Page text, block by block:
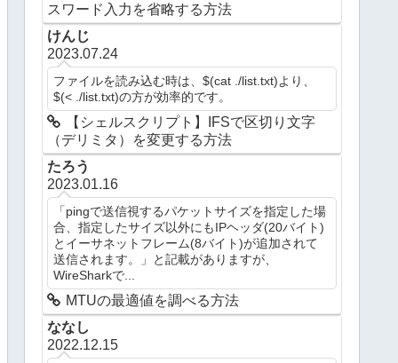
スワード入力を省略する方法
けんじ
2023.07.24
ファイルを読み込む時は、$(cat ./list.txt)より、
$(< ./list.txt)の方が効率的です。
【シェルスクリプト】IFSで区切り文字
（デリミタ）を変更する方法
たろう
2023.01.16
「pingで送信視するパケットサイズを指定した場
合、指定したサイズ以外にもIPヘッダ(20バイト)
とイーサネットフレーム(8バイト)が追加されて
送信されます。」と記載がありますが、
WireSharkで...
MTUの最適値を調べる方法
ななし
2022.12.15